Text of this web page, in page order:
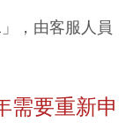
，由客服人員
需要重新申